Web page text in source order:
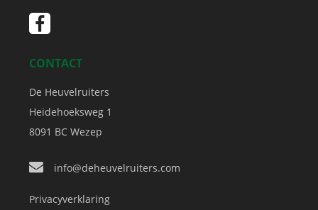
CONTACT
De Heuvelruiters
Heidehoeksweg 1
8091 BC Wezep
info@deheuvelruiters.com
Privacyverklaring